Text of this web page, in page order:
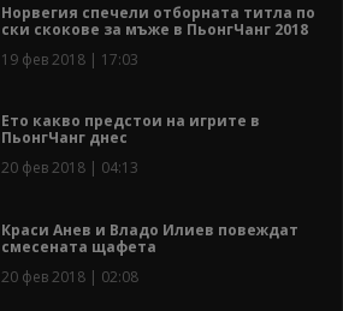
Норвегия спечели отборната титла по
ски скокове за мъже в ПьонгЧанг 2018
19 фев 2018 | 17:03
Ето какво предстои на игрите в
ПьонгЧанг днес
20 фев 2018 | 04:13
Краси Анев и Владо Илиев повеждат
смесената щафета
20 фев 2018 | 02:08